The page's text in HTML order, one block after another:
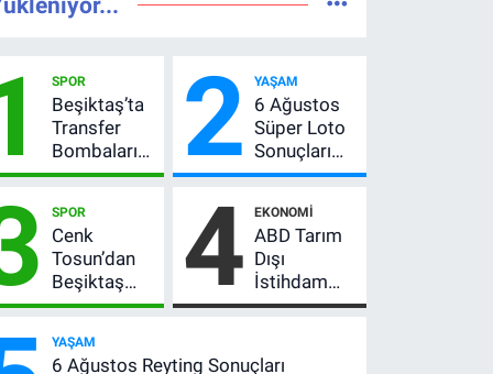
SPOR
Beşiktaş’ta
Transfer
Bombaları
Peş Peşe!
Vlahovic’i
Açıkladı, 5
Yıldız Daha
Listede
2 YAŞAM
6 Ağustos
Süper Loto
Sonuçları
Açıklandı!
TL’lik Çekiliş
SPOR
Cenk
Tosun’dan
Beşiktaş
açıklaması:
asıl mesajı
4 EKONOMI
ABD Tarım
Dışı
İstihdam
Verisi Altını
YAŞAM
6 Ağustos Reyting Sonuçları